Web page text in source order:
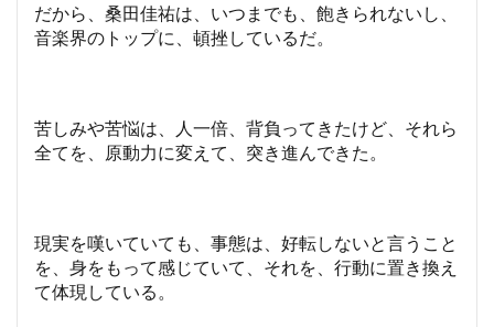
だから、桑田佳祐は、いつまでも、飽きられないし、
音楽界のトップに、頓挫しているだ。
苦しみや苦悩は、人一倍、背負ってきたけど、それら
全てを、原動力に変えて、突き進んできた。
現実を嘆いていても、事態は、好転しないと言うこと
を、身をもって感じていて、それを、行動に置き換え
て体現している。